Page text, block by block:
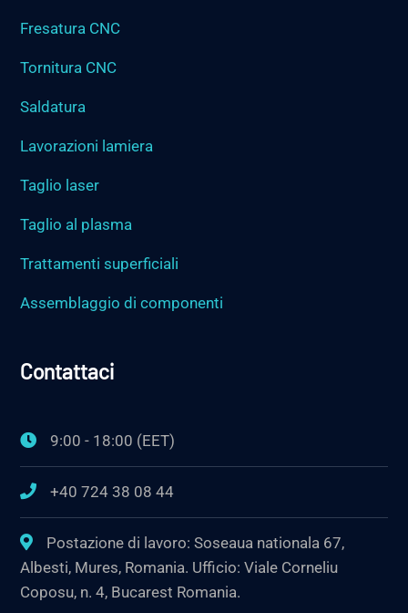
Fresatura CNC
Tornitura CNC
Saldatura
Lavorazioni lamiera
Taglio laser
Taglio al plasma
Trattamenti superficiali
Assemblaggio di componenti
Contattaci
9:00 - 18:00 (EET)
+40 724 38 08 44
Postazione di lavoro: Soseaua nationala 67,
Albesti, Mures, Romania. Ufficio: Viale Corneliu
Coposu, n. 4, Bucarest Romania.